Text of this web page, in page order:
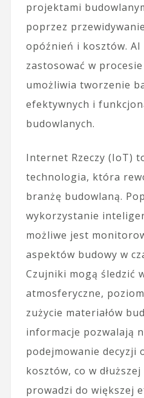
projektami
poprzez
opóźnień i kosztów.
zastosować w
umożliwia tworzenie
efektywnych i
budowlanych.
Internet Rzeczy (IoT)
technologia, która
branżę budowlaną.
wykorzystanie
możliwe jest
aspektów budowy w
Czujniki mogą śledzić
atmosferyczne,
zużycie materiałów
informacje pozwalają
podejmowanie decyzji
kosztów, co w
prowadzi do większej